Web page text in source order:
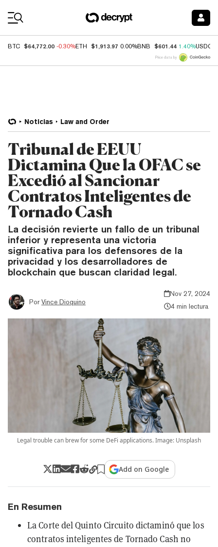
BTC $64,772.00 -0.30%ETH $1,913.97 0.00%BNB $601.44 1.40%USDC
Price data by
Noticias Law and Order
Tribunal de EEUU
Dictamina Que la OFAC se
Excedió al Sancionar
Contratos Inteligentes de
Tornado Cash
La decisión revierte un fallo de un tribunal
inferior y representa una victoria
significativa para los defensores de la
privacidad y los desarrolladores de
blockchain que buscan claridad legal.
Por Vince Dioquino
Nov 27, 2024
4 min lectura
Legal trouble can brew for some DeFi applications. Image: Unsplash
Add on Google
En Resumen
La Corte del Quinto Circuito dictaminó que los
contratos inteligentes de Tornado Cash no